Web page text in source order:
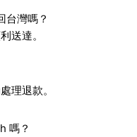
台灣嗎？
送達。
理退款。
嗎？